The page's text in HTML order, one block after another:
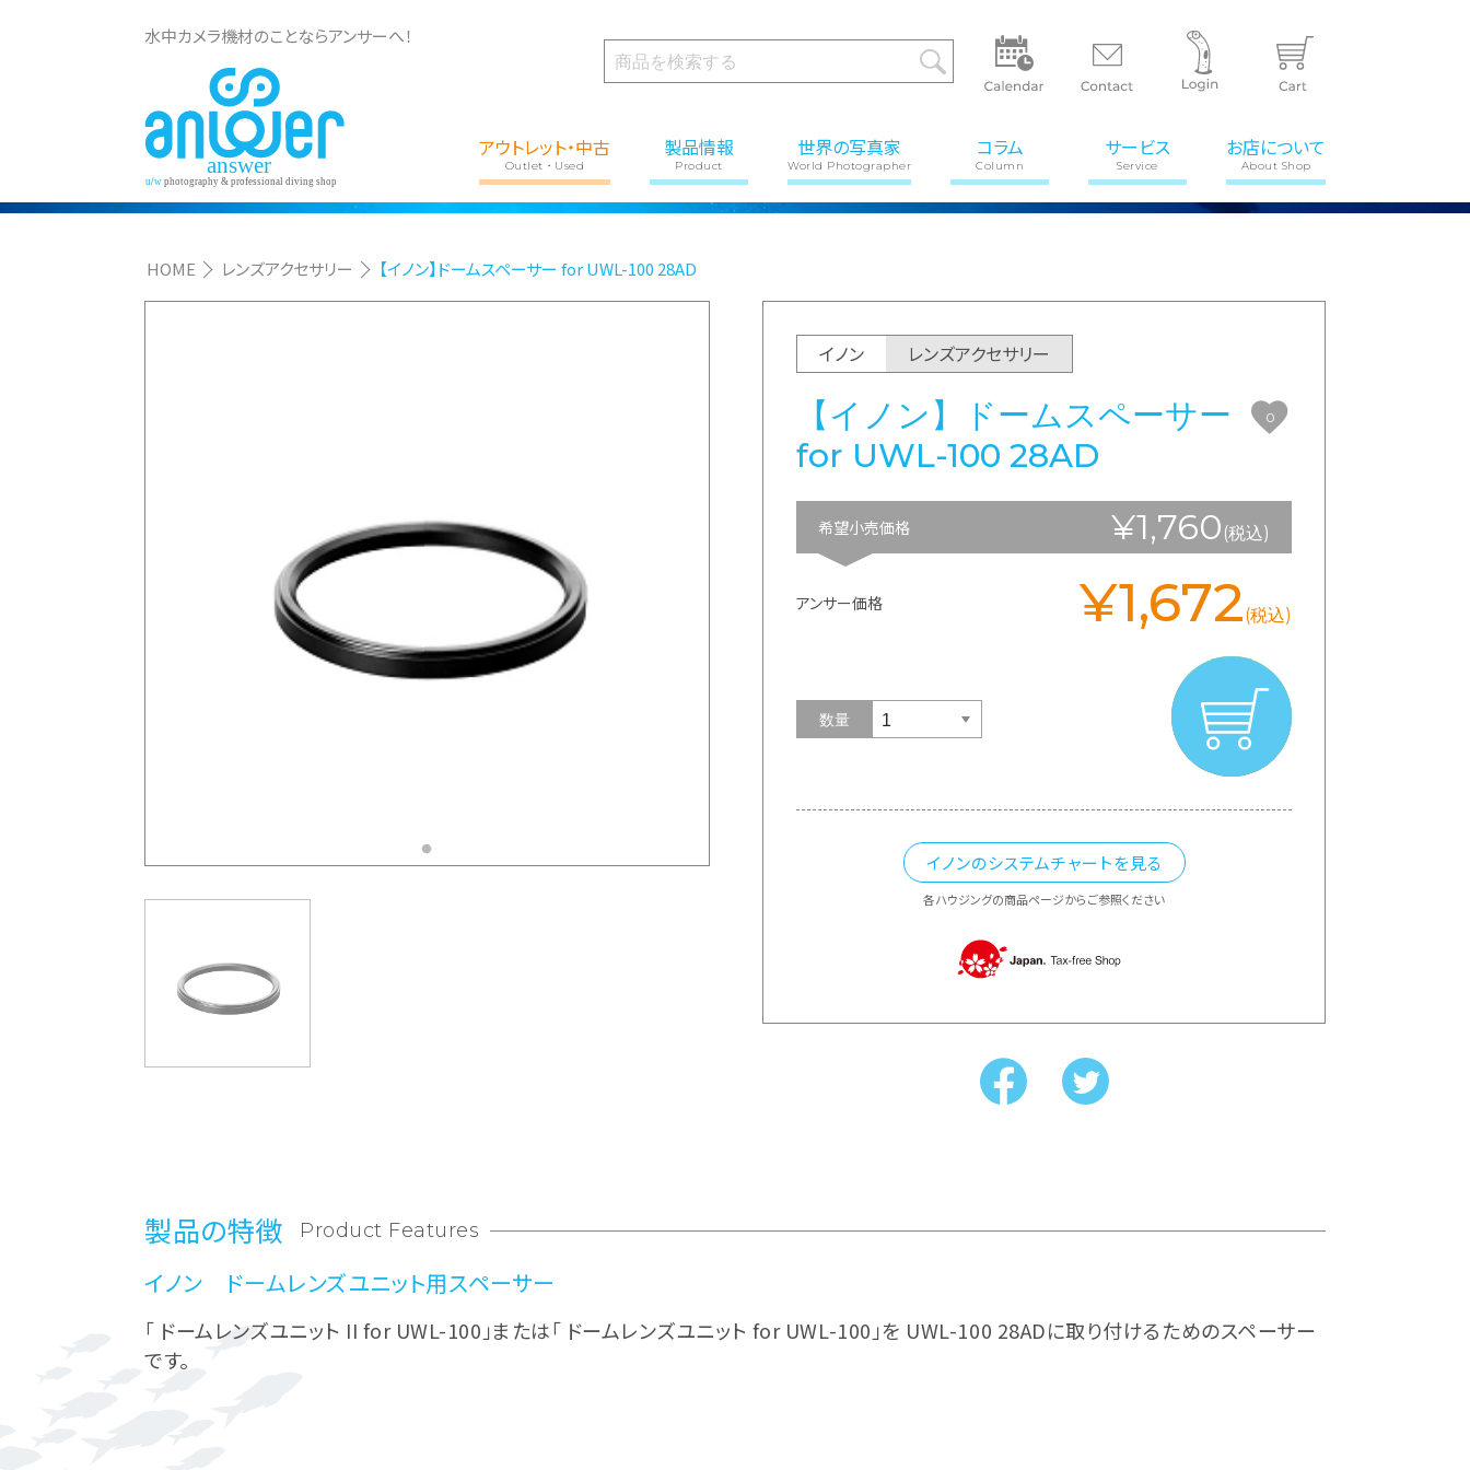
水中カメラ機材のことならアンサーへ！
アウトレット・中古
Outlet・Used
製品情報
Product
世界の写真家
World Photographer
コラム
Column
サービス
Service
お店について
About Shop
HOME レンズアクセサリー 【イノン】ドームスペーサー for UWL-100 28AD
イノン レンズアクセサリー
【イノン】ドームスペーサー
for UWL-100 28AD
0
希望小売価格 ¥1,760 (税込)
アンサー価格 ¥1,672(税込)
数量
イノンのシステムチャートを見る
各ハウジングの商品ページからご参照ください
製品の特徴 Product Features
イノン ドームレンズユニット用スペーサー
「 ドームレンズユニット II for UWL-100」または「 ドームレンズユニット for UWL-100」を UWL-100 28ADに取り付けるためのスペーサー
です。